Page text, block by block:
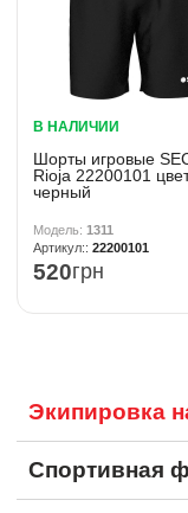
В НАЛИЧИИ
Шорты игровые
Rioja 22200101
черный
1311
22200101
520грн
Экипировка
Спортивная